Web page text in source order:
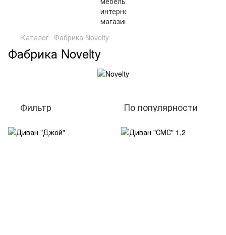
Каталог Фабрика Novelty
Фабрика Novelty
Фильтр По популярности